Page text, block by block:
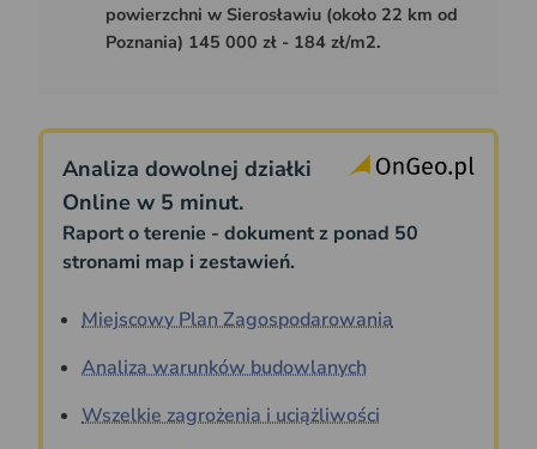
powierzchni w Sierosławiu (około 22 km od
Poznania) 145 000 zł - 184 zł/m2.
Analiza dowolnej działki
Online w 5 minut.
Raport o terenie - dokument z ponad 50
stronami map i zestawień.
Miejscowy Plan Zagospodarowania
Analiza warunków budowlanych
Wszelkie zagrożenia i uciążliwości